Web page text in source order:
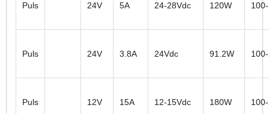
Puls 24V 5A 24-28Vdc 120W
Puls 24V 3.8A 24Vdc 91.2W
Puls 12V 15A 12-15Vdc 180W